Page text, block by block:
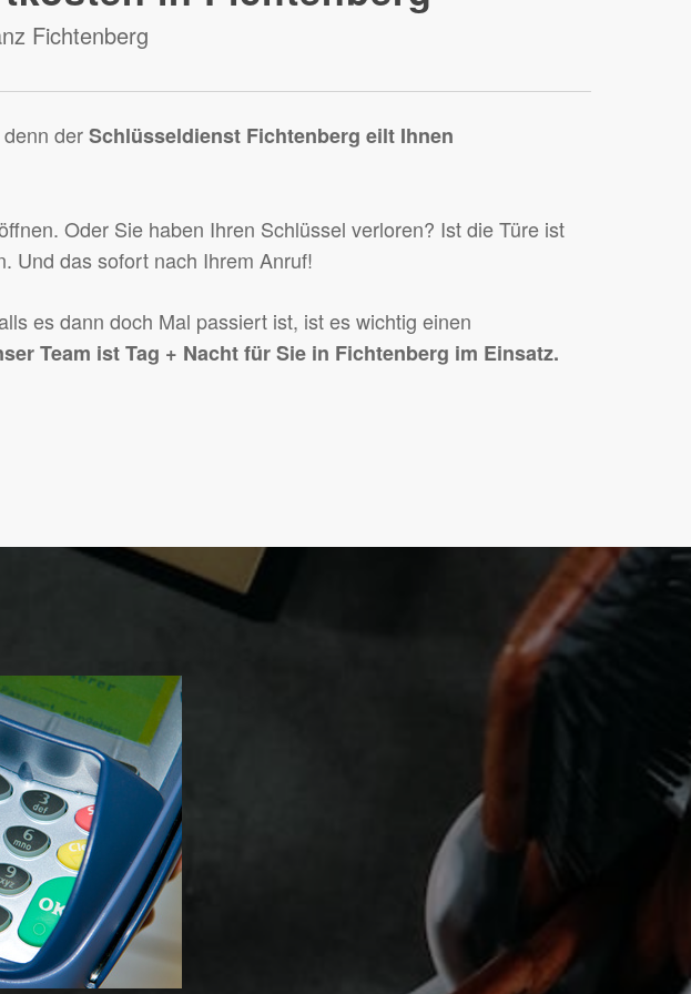
Fichtenberg
denn derSchlüsseldienst Fichtenberg eilt Ihnen
Oder Sie haben Ihren Schlüssel verloren? Ist die Türe ist
Und das sofort nach Ihrem Anruf!
es dann doch Mal passiert ist, ist es wichtig einen
Team ist Tag + Nacht für Sie in Fichtenberg im Einsatz.